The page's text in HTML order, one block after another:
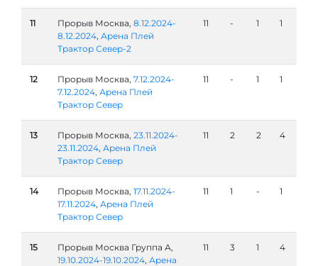
11 Прорыв Москва, 8.12.2024-
8.12.2024, Арена Плей
Трактор Север-2
11 - 1 1
12 Прорыв Москва, 7.12.2024-
7.12.2024, Арена Плей
Трактор Север
11 - 1 1
13 Прорыв Москва, 23.11.2024-
23.11.2024, Арена Плей
Трактор Север
11 2 2 4
14 Прорыв Москва, 17.11.2024-
17.11.2024, Арена Плей
Трактор Север
11 1 - 1
15
Прорыв Москва Группа А,
19.10.2024-19.10.2024, Арена
11 3 1 4